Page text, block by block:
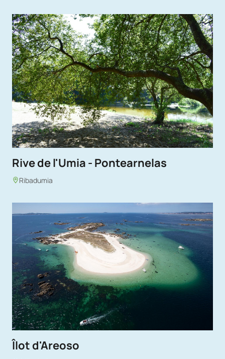
Rive de l'Umia - Pontearnelas
Ribadumia
Îlot d'Areoso